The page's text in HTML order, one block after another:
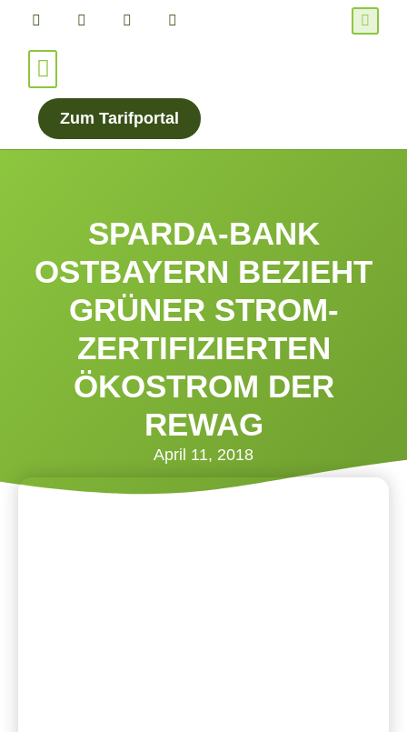
Zum Tarifportal
SPARDA-BANK
OSTBAYERN BEZIEHT
GRÜNER STROM-
ZERTIFIZIERTEN
ÖKOSTROM DER
REWAG
April 11, 2018